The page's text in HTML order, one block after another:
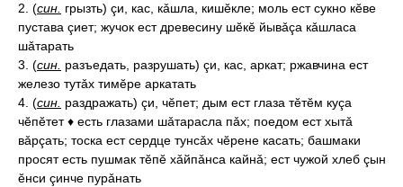
2. (син. грызть) çи, кас, кǎшла, кишĕкле; моль ест сукно кĕве
пустава çиет; жучок ест древесину шĕкĕ йывǎçа кǎшласа
шǎтарать
3. (син. разъедать, разрушать) çи, кас, аркат; ржавчина ест
железо тутǎх тимĕре аркатать
4. (син. раздражать) çи, чĕпет; дым ест глаза тĕтĕм куçа
чĕпĕтет ♦ есть глазами шǎтарасла пǎх; поедом ест хытǎ
вǎрçать; тоска ест сердце тунсǎх чĕрене касать; башмаки
просят есть пушмак тĕпĕ хǎйпǎнса кайнǎ; ест чужой хлеб çын
ĕнси çинче пурǎнать